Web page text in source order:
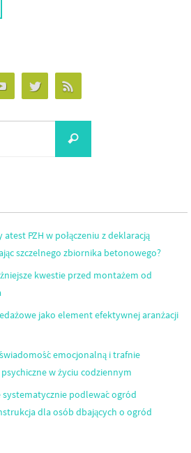
Znajdź
PZH w połączeniu z deklaracją
szczelnego zbiornika betonowego?
kwestie przed montażem od
jako element efektywnej aranżacji
emocjonalną i trafnie
w życiu codziennym
podlewać ogród
dla osób dbających o ogród